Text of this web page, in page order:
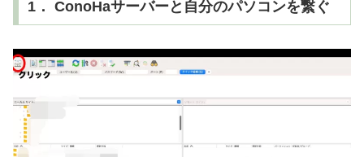
1． ConoHaサーバーと自分のパソコンを繋ぐ